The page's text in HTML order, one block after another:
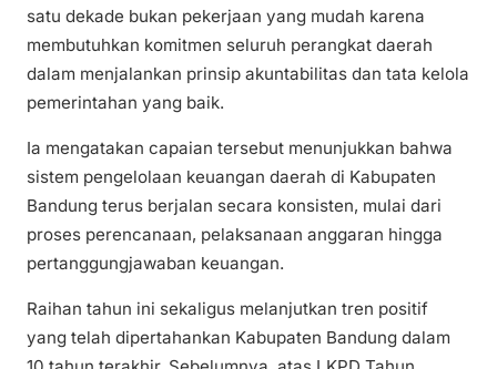
satu dekade bukan pekerjaan yang mudah karena
membutuhkan komitmen seluruh perangkat daerah
dalam menjalankan prinsip akuntabilitas dan tata kelola
pemerintahan yang baik.
Ia mengatakan capaian tersebut menunjukkan bahwa
sistem pengelolaan keuangan daerah di Kabupaten
Bandung terus berjalan secara konsisten, mulai dari
proses perencanaan, pelaksanaan anggaran hingga
pertanggungjawaban keuangan.
Raihan tahun ini sekaligus melanjutkan tren positif
yang telah dipertahankan Kabupaten Bandung dalam